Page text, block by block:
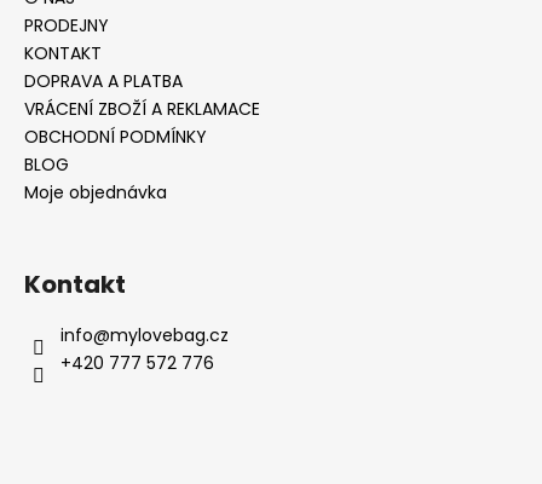
PRODEJNY
KONTAKT
DOPRAVA A PLATBA
VRÁCENÍ ZBOŽÍ A REKLAMACE
OBCHODNÍ PODMÍNKY
BLOG
Moje objednávka
Kontakt
info@mylovebag.cz
+420 777 572 776